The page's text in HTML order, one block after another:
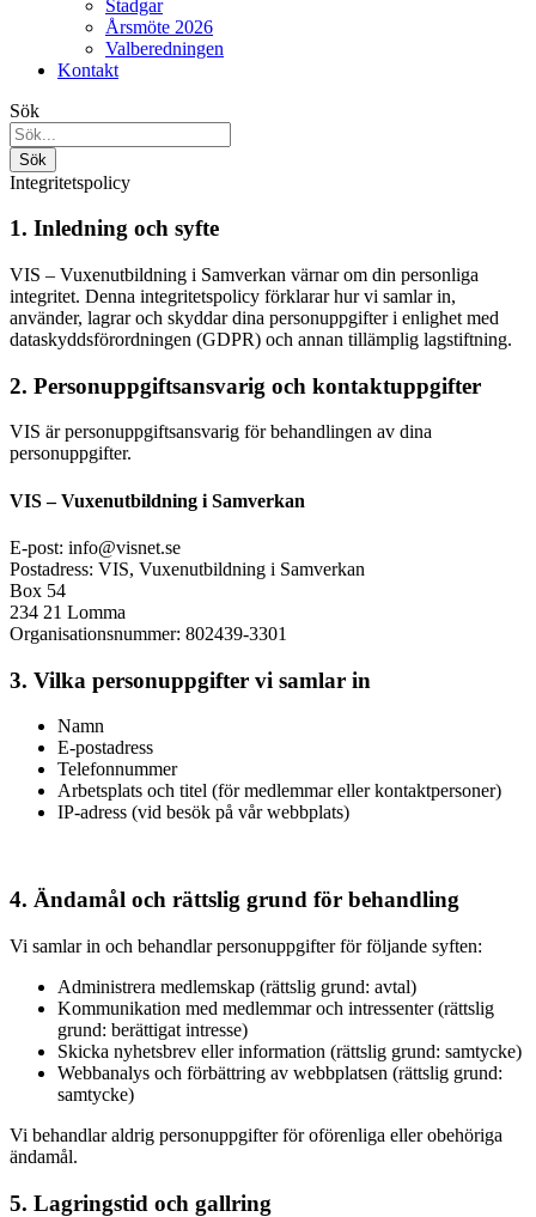
Stadgar
Årsmöte 2026
Valberedningen
Kontakt
Sök
Integritetspolicy
1. Inledning och syfte
VIS – Vuxenutbildning i Samverkan värnar om din personliga
integritet. Denna integritetspolicy förklarar hur vi samlar in,
använder, lagrar och skyddar dina personuppgifter i enlighet med
dataskyddsförordningen (GDPR) och annan tillämplig lagstiftning.
2. Personuppgiftsansvarig och kontaktuppgifter
VIS är personuppgiftsansvarig för behandlingen av dina
personuppgifter.
VIS – Vuxenutbildning i Samverkan
E-post: info@visnet.se
Postadress: VIS, Vuxenutbildning i Samverkan
Box 54
234 21 Lomma
Organisationsnummer: 802439-3301
3. Vilka personuppgifter vi samlar in
Namn
E-postadress
Telefonnummer
Arbetsplats och titel (för medlemmar eller kontaktpersoner)
IP-adress (vid besök på vår webbplats)
4. Ändamål och rättslig grund för behandling
Vi samlar in och behandlar personuppgifter för följande syften:
Administrera medlemskap (rättslig grund: avtal)
Kommunikation med medlemmar och intressenter (rättslig
grund: berättigat intresse)
Skicka nyhetsbrev eller information (rättslig grund: samtycke)
Webbanalys och förbättring av webbplatsen (rättslig grund:
samtycke)
Vi behandlar aldrig personuppgifter för oförenliga eller obehöriga
ändamål.
5. Lagringstid och gallring